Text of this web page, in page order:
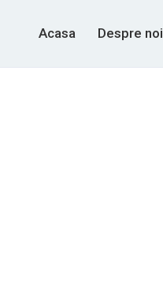
Acasa Despre noi